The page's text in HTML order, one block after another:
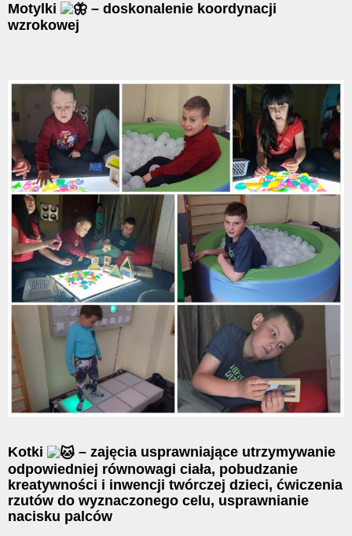
Motylki
– doskonalenie koordynacji
wzrokowej
Kotki
– zajęcia usprawniające utrzymywanie
odpowiedniej równowagi ciała, pobudzanie
kreatywności i inwencji twórczej dzieci, ćwiczenia
rzutów do wyznaczonego celu, usprawnianie
nacisku palców